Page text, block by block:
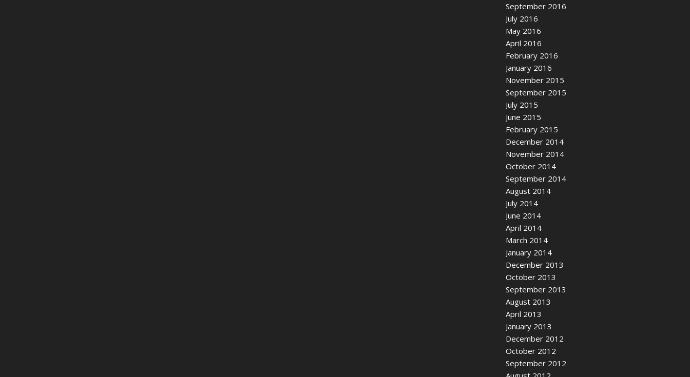
September 2016
July 2016
May 2016
April 2016
February 2016
January 2016
November 2015
September 2015
July 2015
June 2015
February 2015
December 2014
November 2014
October 2014
September 2014
August 2014
July 2014
June 2014
April 2014
March 2014
January 2014
December 2013
October 2013
September 2013
August 2013
April 2013
January 2013
December 2012
October 2012
September 2012